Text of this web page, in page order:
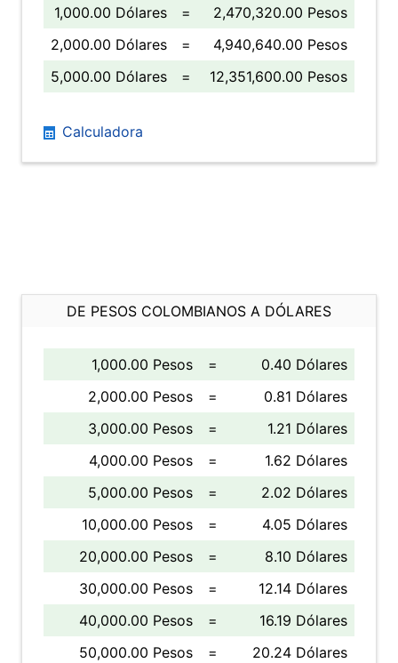
1,000.00 Dólares
=
2,470,320.00 Pesos
2,000.00 Dólares
=
4,940,640.00 Pesos
5,000.00 Dólares
= 12,351,600.00 Pesos
Calculadora
DE PESOS COLOMBIANOS A DÓLARES
1,000.00 Pesos =
0.40 Dólares
2,000.00 Pesos
=
0.81 Dólares
3,000.00 Pesos
=
1.21 Dólares
4,000.00 Pesos
=
1.62 Dólares
5,000.00 Pesos
=
2.02 Dólares
10,000.00 Pesos
=
4.05 Dólares
20,000.00 Pesos
=
8.10 Dólares
30,000.00 Pesos
=
12.14 Dólares
40,000.00 Pesos
=
16.19 Dólares
50,000.00 Pesos
= 20.24 Dólares